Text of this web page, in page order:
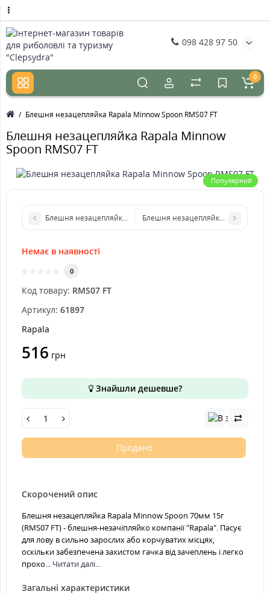
098 428 97 50
0
Блешня незацепляйка Rapala Minnow Spoon RMS07 FT
Блешня незацепляйка Rapala Minnow
Spoon RMS07 FT
Популярний
Блешня незацепляйка Rapala Minnow Spoon RMS07 FLP
Блешня незацепляйка Rapala
Немає в наявності
0
Код товару: RMS07 FT
Артикул: 61897
Rapala
516 грн
Знайшли дешевше?
Продано
Скорочений опис
Блешня незацепляйка Rapala Minnow Spoon 70мм 15г
(RMS07 FT) - блешня-незачіпляйко компанії "Rapala". Пасує
для лову в сильно зарослих або корчуватих місцях,
оскільки забезпечена захистом гачка від зачеплень і легко
прохо... Читати далі...
Загальні характеристики